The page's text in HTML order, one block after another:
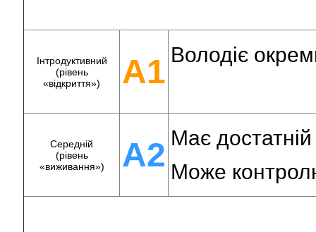
Інтродуктивний
(рівень
«відкриття»)
A1 Володіє
Середній
(рівень
«виживання»)
A2 Має
Може